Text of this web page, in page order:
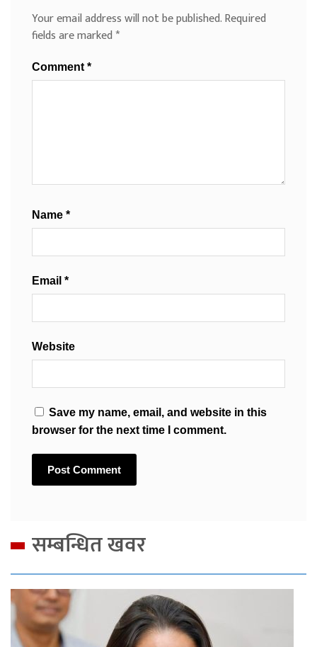
Your email address will not be published.Required
fields are marked*
Comment *
Name *
Email *
Website
Save my name, email, and website in this
browser for the next time I comment.
सम्बन्धित खवर